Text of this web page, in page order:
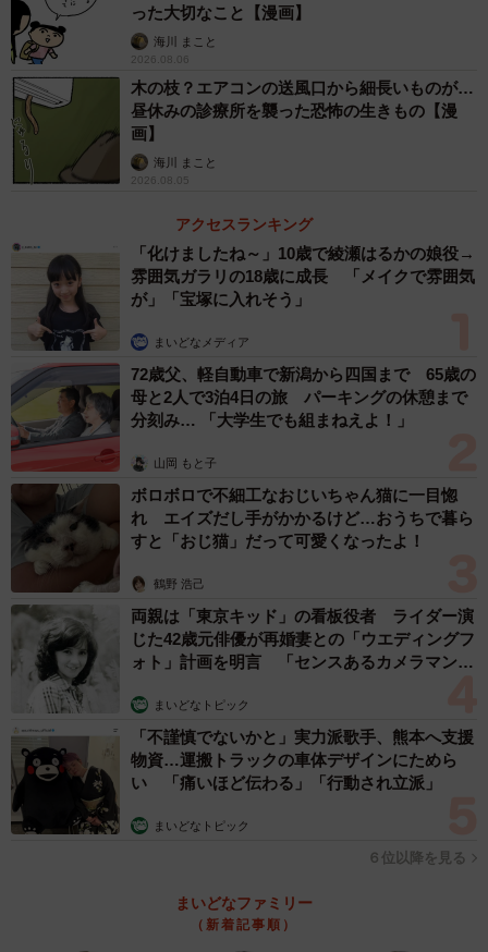
止まらなくなる」という事態となり、ひどい貧血に悩まさ
れます。
放置し続けたことで、重い貧血に悩まされる青木さん (C)青木光恵
大貧血で辛くなったある日、通院している病院に問い合わ
意。その後、転院先が決まり、執刀医の女性医師が担当す
ることになって「スッピン系でかわいらしい」「腹切られ
った大切なこと【漫画】
海川 まこと
2026.08.06
木の枝？エアコンの送風口から細長いものが…
昼休みの診療所を襲った恐怖の生きもの【漫
画】
海川 まこと
2026.08.05
アクセスランキング
「化けましたね～」10歳で綾瀬はるかの娘役→
雰囲気ガラリの18歳に成長 「メイクで雰囲気
が」「宝塚に入れそう」
まいどなメディア
72歳父、軽自動車で新潟から四国まで 65歳の
母と2人で3泊4日の旅 パーキングの休憩まで
分刻み… 「大学生でも組まねえよ！」
山岡 もと子
ボロボロで不細工なおじいちゃん猫に一目惚
れ エイズだし手がかかるけど…おうちで暮ら
すと「おじ猫」だって可愛くなったよ！
鶴野 浩己
両親は「東京キッド」の看板役者 ライダー演
じた42歳元俳優が再婚妻との「ウエディングフ
ォト」計画を明言 「センスあるカメラマン求
まいどなトピック
「不謹慎でないかと」実力派歌手、熊本へ支援
物資…運搬トラックの車体デザインにためら
い 「痛いほど伝わる」「行動され立派」
まいどなトピック
６位以降を見る
まいどなファミリー
（新着記事順）